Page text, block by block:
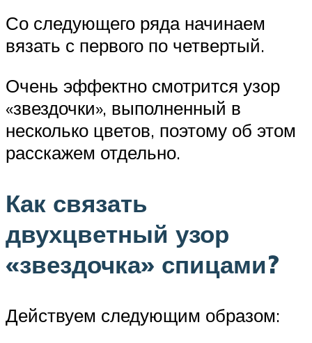
Со следующего ряда начинаем
вязать с первого по четвертый.
Очень эффектно смотрится узор
«звездочки», выполненный в
несколько цветов, поэтому об этом
расскажем отдельно.
Как связать
двухцветный узор
«звездочка» спицами?
Действуем следующим образом: